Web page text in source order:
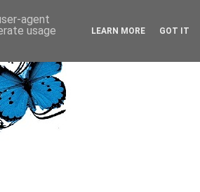
agent
usage
LEARN MORE GOT IT